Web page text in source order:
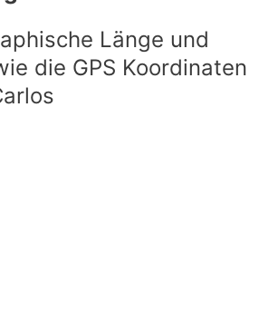
Länge und
die GPS Koordinaten